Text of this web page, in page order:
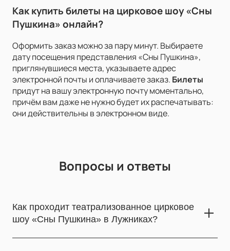
Как купить билеты на цирковое шоу «Сны
Пушкина» онлайн?
Оформить заказ можно за пару минут. Выбираете
дату посещения представления «Сны Пушкина»,
приглянувшиеся места, указываете адрес
электронной почты и оплачиваете заказ. Билеты
придут на вашу электронную почту моментально,
причём вам даже не нужно будет их распечатывать:
они действительны в электронном виде.
Вопросы и ответы
Как проходит театрализованное цирковое
шоу «Сны Пушкина» в Лужниках?